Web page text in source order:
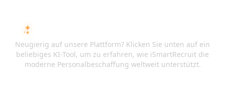
Neugierig auf unsere Plattform? Klicken Sie unten auf ein
beliebiges KI-Tool, um zu erfahren, wie iSmartRecruit die
moderne Personalbeschaffung weltweit unterstützt.